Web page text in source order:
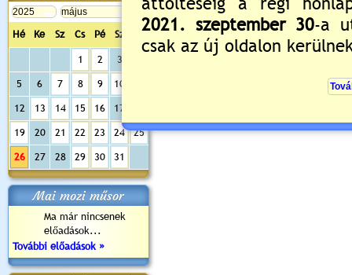
Hé Ke Sz Cs Pé Sz Va
1 2 3
5 6 7 8 9 10
12 13 14 15 16 17
19 20 21 22 23 24 25
26 27 28 29 30 31
Mai mozi műsor
Ma már nincsenek
előadások...
További előadások »
Nyitott tornaterem és diáksport